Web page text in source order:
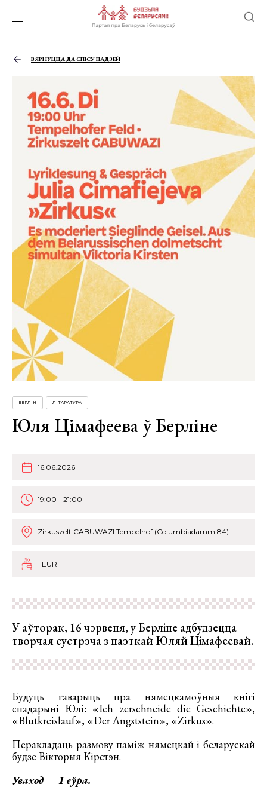
ВЯРНУЦЦА ДА СПІСУ ПАДЗЕЙ
БЕРЛІН ЛІТАРАТУРА
Юля Цімафеева ў Берліне
16.06.2026
19:00 - 21:00
Zirkuszelt CABUWAZI Tempelhof (Columbiadamm 84)
1 EUR
У аўторак, 16 чэрвеня, у Берліне адбудзецца
творчая сустрэча з паэткай Юляй Цімафеевай.
Будуць гаварыць пра нямецкамоўныя кнігі
спадарыні Юлі: «Ich zerschneide die Geschichte»,
«Blutkreislauf», «Der Angststein», «Zirkus».
Перакладаць размову паміж нямецкай і беларускай
будзе Вікторыя Кірстэн.
Уваход — 1 еўра.